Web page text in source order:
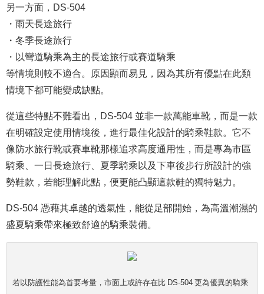
另一方面，DS-504
・雨天長途旅行
・冬季長途旅行
・以彎道騎乘為主的長途旅行或賽道騎乘
等情境則較不適合。原因顯而易見，因為其所有優點在此類
情境下都可能變成缺點。
從這些特點不難看出，DS-504 並非一款萬能車靴，而是一款
在明確設定使用情境後，進行最佳化設計的騎乘鞋款。它不
像防水旅行靴或賽車靴那樣追求高度通用性，而是專為市區
騎乘、一日長途旅行、夏季騎乘以及下車後步行所設計的強
勢鞋款，若能理解此點，便更能凸顯這款鞋的獨特魅力。
DS-504 憑藉其卓越的透氣性，能從足部開始，為高溫潮濕的
盛夏騎乘帶來極致舒適的騎乘裝備。
若以防護性能為首要考量，市面上或許存在比 DS-504 更為優異的騎乘